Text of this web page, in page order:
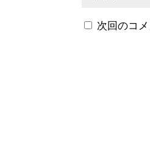
次回のコ